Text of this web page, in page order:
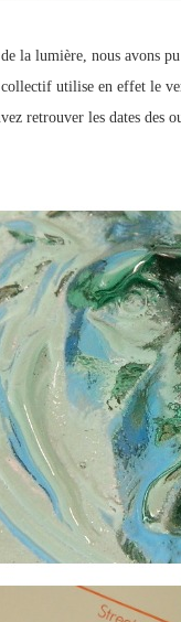
la lumière, nous avons
utilise en effet le
retrouver les dates des